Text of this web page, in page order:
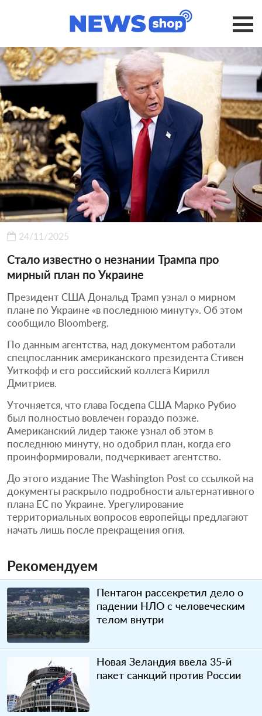
24/11/2025
Стало известно о незнании Трампа про
мирный план по Украине
Президент США Дональд Трамп узнал о мирном
плане по Украине «в последнюю минуту». Об этом
сообщило Bloomberg.
По данным агентства, над документом работали
спецпосланник американского президента Стивен
Уиткофф и его российский коллега Кирилл
Дмитриев.
Уточняется, что глава Госдепа США Марко Рубио
был полностью вовлечен гораздо позже.
Американский лидер также узнал об этом в
последнюю минуту, но одобрил план, когда его
проинформировали, подчеркивает агентство.
До этого издание The Washington Post со ссылкой на
документы раскрыло подробности альтернативного
плана ЕС по Украине. Урегулирование
территориальных вопросов европейцы предлагают
начать лишь после прекращения огня.
Рекомендуем
Пентагон рассекретил дело о
падении НЛО с человеческим
телом внутри
Новая Зеландия ввела 35-й
пакет санкций против России